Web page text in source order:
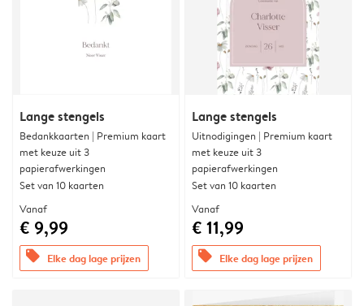
Lange stengels
Bedankkaarten | Premium kaart
met keuze uit 3
papierafwerkingen
Set van 10 kaarten
Vanaf
€ 9,99
offers Elke dag lage prijzen
Lange stengels
Uitnodigingen | Premium kaart
met keuze uit 3
papierafwerkingen
Set van 10 kaarten
Vanaf
€ 11,99
offers Elke dag lage prijzen